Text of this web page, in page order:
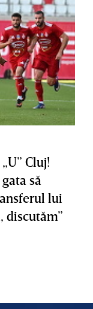
Cluj!
să
lui
discutăm”